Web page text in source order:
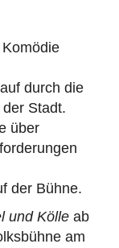
durch die
Stadt.
über
der Bühne.
und Kölle ab
am